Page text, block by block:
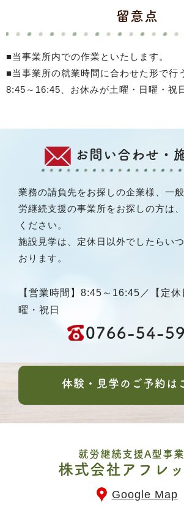
留意点
■当事業所内での作業といたします。
■当事業所の就業時間に合わせた形で行
8:45～16:45、お休みが土曜・日曜・祝
お問い合わせ・
業務の請負先をお探しの企業様、一
労継続支援の事業所をお探しの方は
ください。
施設見学は、定休日以外でしたらい
おります。
【営業時間】8:45～16:45／【定休
曜・祝日
0766-54-
体験・見学のご予約は
就労継続支援A型事
株式会社アフレ
Google Map